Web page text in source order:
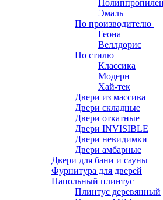
Полиппропилен
Эмаль
По производителю
Геона
Веллдорис
По стилю
Классика
Модерн
Хай-тек
Двери из массива
Двери складные
Двери откатные
Двери INVISIBLE
Двери невидимки
Двери амбарные
Двери для бани и сауны
Фурнитура для дверей
Напольный плинтус
Плинтус деревянный